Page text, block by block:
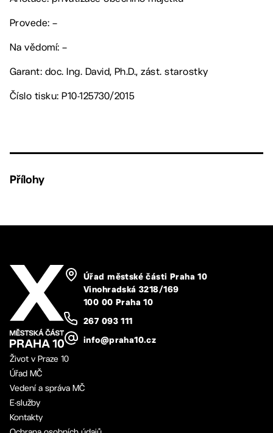
Provede: –
Na vědomí: –
Garant: doc. Ing. David, Ph.D., zást. starostky
Číslo tisku: P10-125730/2015
Přílohy
Úřad městské části Praha 10
Vinohradská 3218/169
100 00 Praha 10
267 093 111
info@praha10.cz
Život v Praze 10
Úřad MČ
Vedení a správa MČ
E-služby
Kontakty